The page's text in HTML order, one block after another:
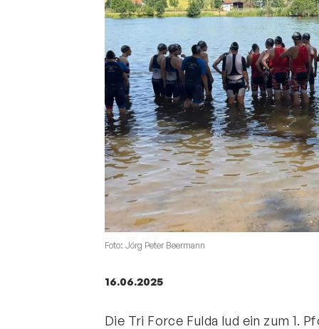
Foto: Jörg Peter Beermann
16.06.2025
Die Tri Force Fulda lud ein zum 1.
Sportangebote finden
Unser Sportangebot
Sportsuche
Deutsches Sportabzeichen